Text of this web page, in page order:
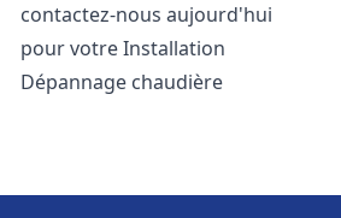
contactez-nous aujourd'hui
pour votre Installation
Dépannage chaudière